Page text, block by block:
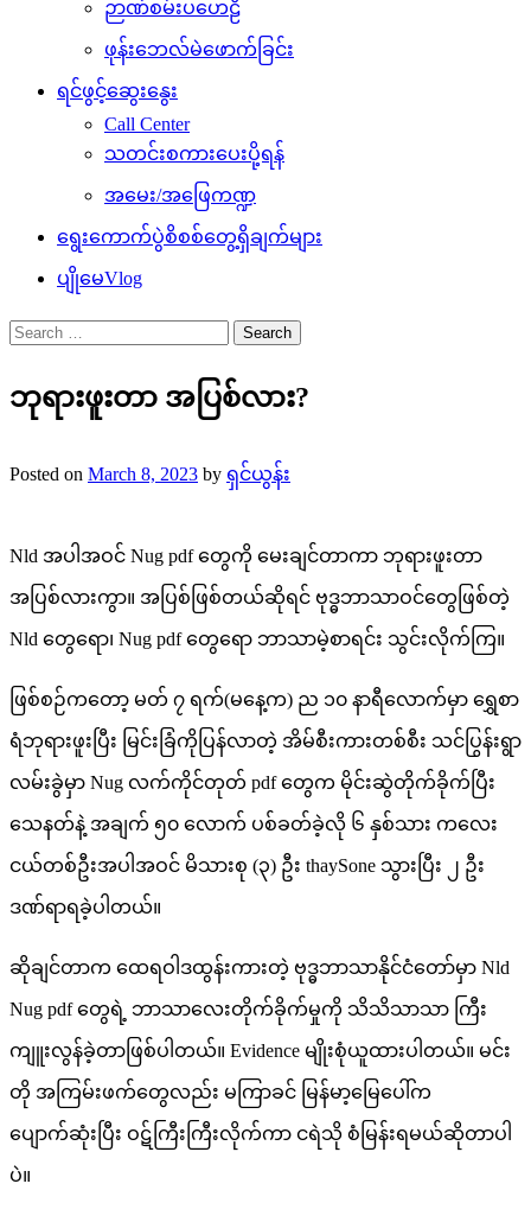
ဉာဏ်စမ်းပဟေဠိ
ဖုန်းဘေလ်မဲဖောက်ခြင်း
ရင်ဖွင့်ဆွေးနွေး
Call Center
သတင်းစကားပေးပို့ရန်
အမေး/အဖြေကဏ္ဍ
ရွေးကောက်ပွဲစိစစ်တွေ့ရှိချက်များ
ပျိုမေVlog
Search
for:
ဘုရားဖူးတာ အပြစ်လား?
Posted on March 8, 2023 by ရှင်ယွန်း
Nld အပါအဝင် Nug pdf တွေကို မေးချင်တာကာ ဘုရားဖူးတာ
အပြစ်လားကွာ။ အပြစ်ဖြစ်တယ်ဆိုရင် ဗုဒ္ဓဘာသာဝင်တွေဖြစ်တဲ့
Nld တွေရော၊ Nug pdf တွေရော ဘာသာမဲ့စာရင်း သွင်းလိုက်ကြ။
ဖြစ်စဉ်ကတော့ မတ် ၇ ရက်(မနေ့က) ည ၁၀ နာရီလောက်မှာ ရွှေစာ
ရံဘုရားဖူးပြီး မြင်းခြံကိုပြန်လာတဲ့ အိမ်စီးကားတစ်စီး သင်ပြွန်းရွာ
လမ်းခွဲမှာ Nug လက်ကိုင်တုတ် pdf တွေက မိုင်းဆွဲတိုက်ခိုက်ပြီး
သေနတ်နဲ့ အချက် ၅၀ လောက် ပစ်ခတ်ခဲ့လို ၆ နှစ်သား ကလေး
ငယ်တစ်ဦးအပါအဝင် မိသားစု (၃) ဦး thaySone သွားပြီး ၂ ဦး
ဒဏ်ရာရခဲ့ပါတယ်။
ဆိုချင်တာက ထေရဝါဒထွန်းကားတဲ့ ဗုဒ္ဓဘာသာနိုင်ငံတော်မှာ Nld
Nug pdf တွေရဲ့ ဘာသာလေးတိုက်ခိုက်မှုကို သိသိသာသာ ကြီး
ကျူးလွန်ခဲ့တာဖြစ်ပါတယ်။ Evidence မျိုးစုံယူထားပါတယ်။ မင်း
တို အကြမ်းဖက်တွေလည်း မကြာခင် မြန်မာ့မြေပေါ်က
ပျောက်ဆုံးပြီး ဝဋ်ကြီးကြီးလိုက်ကာ ငရဲသို စံမြန်းရမယ်ဆိုတာပါ
ပဲ။